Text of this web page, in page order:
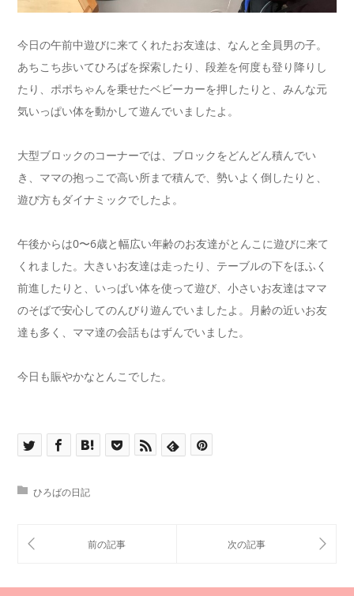
今日の午前中遊びに来てくれたお友達は、なんと全員男の子。
あちこち歩いてひろばを探索したり、段差を何度も登り降りし
たり、ポポちゃんを乗せたベビーカーを押したりと、みんな元
気いっぱい体を動かして遊んでいましたよ。
大型ブロックのコーナーでは、ブロックをどんどん積んでい
き、ママの抱っこで高い所まで積んで、勢いよく倒したりと、
遊び方もダイナミックでしたよ。
午後からは0〜6歳と幅広い年齢のお友達がとんこに遊びに来て
くれました。大きいお友達は走ったり、テーブルの下をほふく
前進したりと、いっぱい体を使って遊び、小さいお友達はママ
のそばで安心してのんびり遊んでいましたよ。月齢の近いお友
達も多く、ママ達の会話もはずんでいました。
今日も賑やかなとんこでした。
ひろばの日記